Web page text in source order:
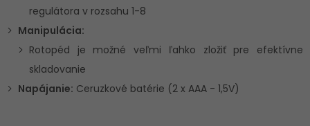
regulátora v rozsahu 1-8
Manipulácia:
Rotopéd je možné veľmi ľahko zložiť pre efektívne
skladovanie
Napájanie: Ceruzkové batérie (2 x AAA - 1,5V)